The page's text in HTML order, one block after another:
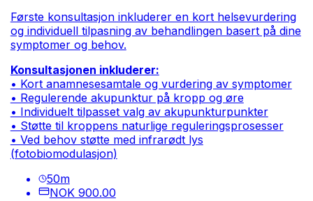
Første konsultasjon inkluderer en kort helsevurdering
og individuell tilpasning av behandlingen basert på dine
symptomer og behov.
Konsultasjonen inkluderer:
• Kort anamnesesamtale og vurdering av symptomer
• Regulerende akupunktur på kropp og øre
• Individuelt tilpasset valg av akupunkturpunkter
• Støtte til kroppens naturlige reguleringsprosesser
• Ved behov støtte med infrarødt lys
(fotobiomodulasjon)
50m
NOK 900.00